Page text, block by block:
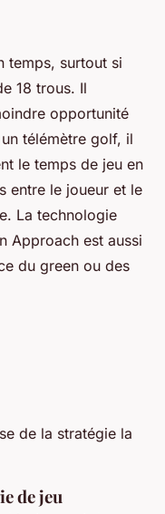
temps, surtout si
18 trous. Il
opportunité
télémètre golf, il
le temps de jeu en
entre le joueur et le
La technologie
Approach est aussi
du green ou des
de la stratégie la
de jeu